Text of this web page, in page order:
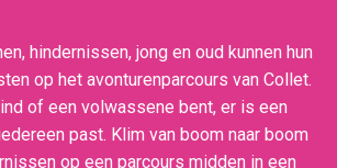
hindernissen, jong en oud kunnen hun
op het avonturenparcours van Collet.
of een volwassene bent, er is een
past. Klim van boom naar boom
op een parcours midden in een